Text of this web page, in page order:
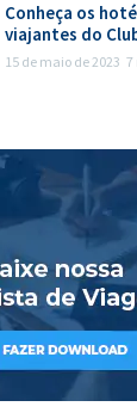
Conheça os
viajantes do
15 de maio de 2023 7